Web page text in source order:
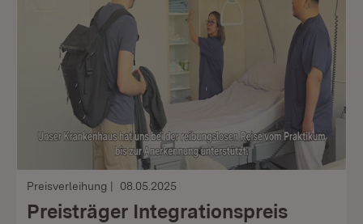
Preisverleihung 08.05.2025
Preisträger Integrationspreis